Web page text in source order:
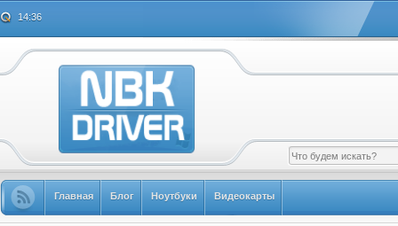
14:36
Главная Блог Ноутбуки Видеокарты